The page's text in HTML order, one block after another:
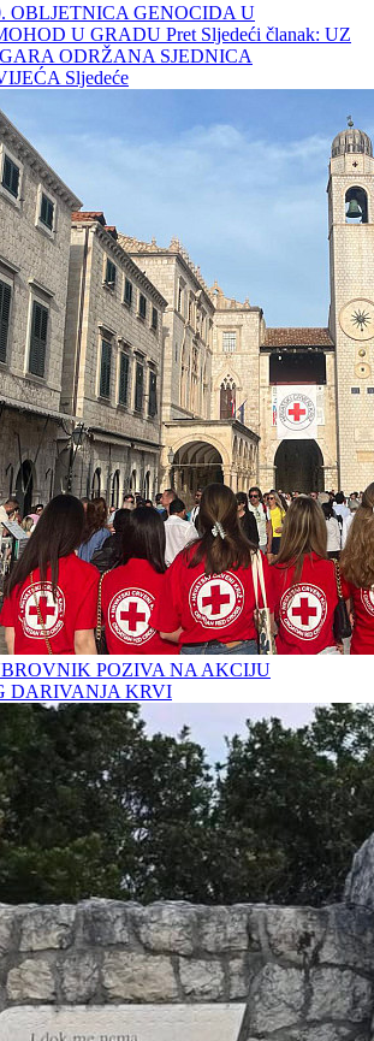
OBLJETNICA GENOCIDA U
U GRADU Pret Sljedeći članak: UZ
ODRŽANA SJEDNICA
Sljedeće
POZIVA NA AKCIJU
DARIVANJA KRVI